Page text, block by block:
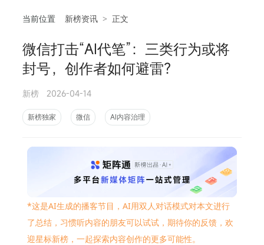
当前位置 新榜资讯 > 正文
微信打击“AI代笔”：三类行为或将
封号，创作者如何避雷？
新榜 2026-04-14
新榜独家 微信 AI内容治理
*这是AI生成的播客节目，AI用双人 对话模式对本文进行
了总结，习惯听内容的朋友可以试试，期待你的反馈，欢
迎星标新榜，一起探索内容创作的更多可能性。